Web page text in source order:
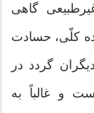
گاهی
کلّی، حسادت
گردد در
و غالباً به